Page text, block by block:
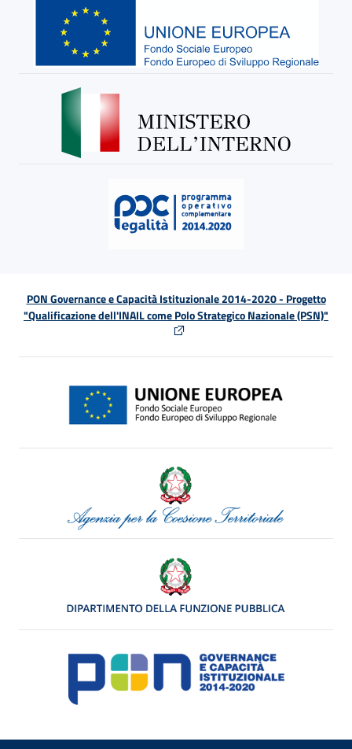
PON Governance e Capacità Istituzionale 2014-2020 - Progetto
"Qualificazione dell'INAIL come Polo Strategico Nazionale (PSN)"